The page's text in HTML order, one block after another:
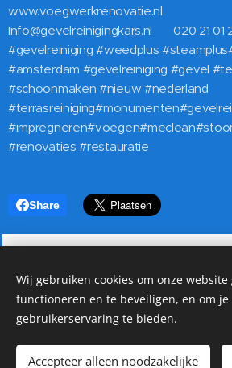
www.voegwerkrenovatie.nl
Info@gevelreinigingkars.nl 📲 020 21 01
#gevelreiniging #weedplus
#amsterdam #gevelreiniging #gevel
#schoonmaken #nieuw #nederland
#renovaties #restauratie
Share
10 jaar garantie op
Impregneer. ☎️020 21 01
Copyright1962 - 2022
Wij gebruiken cookies om onze
functioneren en te beveiligen, en om
gebruikerservaring te bieden.
Accepteer alleen noodzakelijke